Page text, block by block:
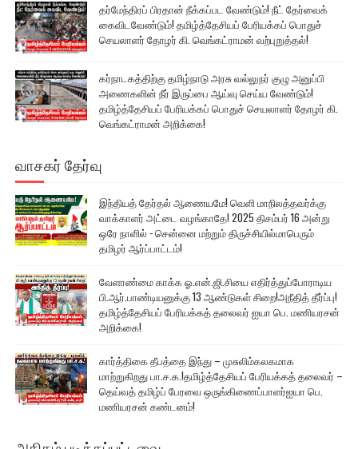
தர்மேந்திரப் பிரதான் நீக்கப்பட வேண்டும்! நீட் தேர்வைக்
கைவிடவேண்டும்! தமிழ்த்தேசியப் பேரியக்கப் பொதுச்
செயலாளர் தோழர் கி. வெங்கட்ராமன் வற்புறுத்தல்!
கர்நாடகத்திற்கு தமிழ்நாடு அரசு வல்லுநர் குழு அனுப்பி
அணைகளின் நீர் இருப்பை ஆய்வு செய்ய வேண்டும்!
தமிழ்த்தேசியப் பேரியக்கப் பொதுச் செயலாளர் தோழர் கி.
வெங்கட்ராமன் அறிக்கை!
வாசகர் தேர்வு
இந்தியத் தேர்தல் ஆணையமே! வெளி மாநிலத்தவர்க்கு
வாக்காளர் அட்டை வழங்காதே! 2025 திசம்பர் 16 அன்று
ஒரே நாளில் - சென்னை மற்றும் திருச்சியில்மாபெரும்
தமிழர் ஆர்ப்பாட்டம்!
வேளாண்மை காக்க ஓ.என்.ஜி.சியை எதிர்த்துப்போராடிய
பி.ஆர்.பாண்டியனுக்கு 13 ஆண்டுகள் சிறை!அநீதித் தீர்ப்பு!
தமிழ்த்தேசியப் பேரியக்கத் தலைவர் ஐயா பெ. மணியரசன்
அறிக்கை!
கார்த்திகை தீபத்தை இந்து – முசுலிம்கலகமாக
மாற்றுகிறது பா.ச.க.!தமிழ்த்தேசியப் பேரியக்கத் தலைவர் –
தெய்வத் தமிழ்ப் பேரவை ஒருங்கிணைப்பாளர்ஐயா பெ.
மணியரசன் கண்டனம்!